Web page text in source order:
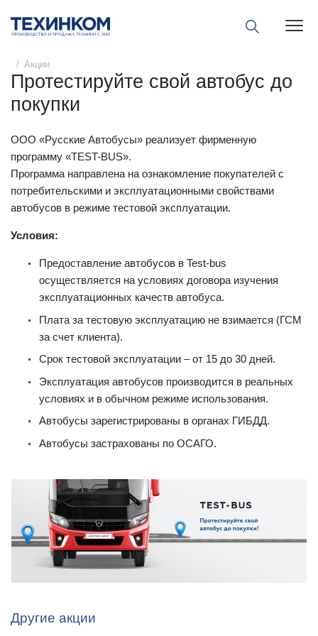
Акции
Протестируйте свой автобус до
покупки
ООО «Русские Автобусы» реализует фирменную
программу «TEST-BUS».
Программа направлена на ознакомление покупателей с
потребительскими и эксплуатационными свойствами
автобусов в режиме тестовой эксплуатации.
Условия:
Предоставление автобусов в Test-bus
осуществляется на условиях договора изучения
эксплуатационных качеств автобуса.
Плата за тестовую эксплуатацию не взимается (ГСМ
за счет клиента).
Срок тестовой эксплуатации – от 15 до 30 дней.
Эксплуатация автобусов производится в реальных
условиях и в обычном режиме использования.
Автобусы зарегистрированы в органах ГИБДД.
Автобусы застрахованы по ОСАГО.
Другие акции